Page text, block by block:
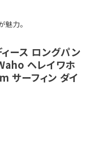
魅力。
ース ロングパン
ヘレイワホ
ーフィン ダイ